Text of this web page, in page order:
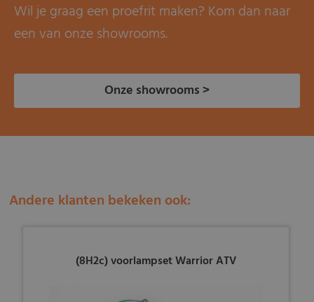
Wil je graag een proefrit maken? Kom dan naar
een van onze showrooms.
Onze showrooms >
Andere klanten bekeken ook:
(8H2c) voorlampset Warrior ATV